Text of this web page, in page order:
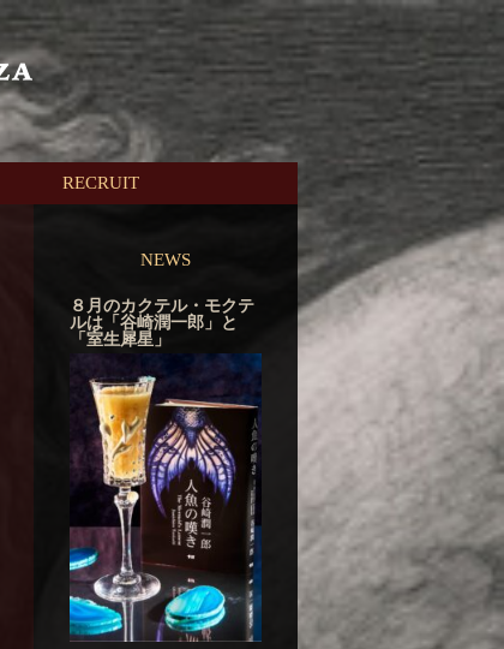
RECRUIT
NEWS
８月のカクテル・モクテ
ルは「谷崎潤一郎」と
「室生犀星」